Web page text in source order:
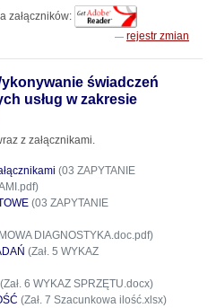
załączników:
rejestr zmian
świadczeń
usług w zakresie
z załącznikami.
(03 ZAPYTANIE
(03 ZAPYTANIE
DIAGNOSTYKA.doc.pdf)
(Zał. 5 WYKAZ
(Zał. 6 WYKAZ SPRZĘTU.docx)
(Zał. 7 Szacunkowa ilość.xlsx)